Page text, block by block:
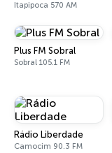
Itapipoca 570 AM
Plus FM Sobral
Sobral 105.1 FM
Rádio Liberdade
Camocim 90.3 FM